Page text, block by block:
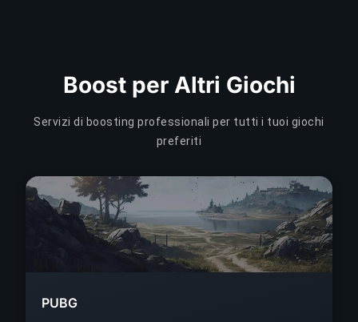
Boost per Altri Giochi
Servizi di boosting professionali per tutti i tuoi giochi
preferiti
PUBG